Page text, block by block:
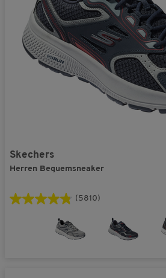
Skechers
Herren Bequemsneaker
(5810)